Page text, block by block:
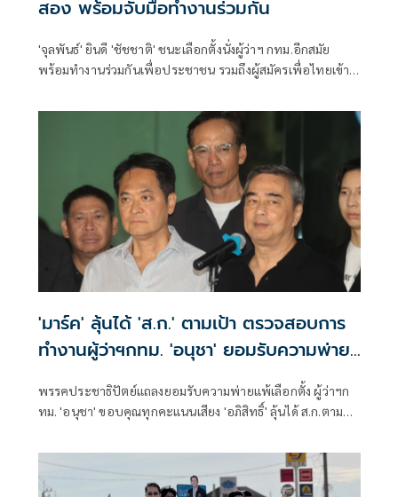
สอง พร้อมจับมือทำงานร่วมกัน
'จุลพันธ์' ยินดี 'ชัชชาติ' ชนะเลือกตั้งนั่งผู้ว่าฯ กทม.อีกสมัย
พร้อมทำงานร่วมกันเพื่อประชาชน รวมถึงผู้สมัครเพื่อไทยเข้า
'มาร์ค' ลุ้นได้ 'ส.ก.' ตามเป้า ตรวจสอบการ
ทำงานผู้ว่าฯกทม. 'อนุชา' ยอมรับความพ่าย
พรรคประชาธิปัตย์แถลงยอมรับความพ่ายแพ้เลือกตั้ง ผู้ว่าฯก
ทม. 'อนุชา' ขอบคุณทุกคะแนนเสียง 'อภิสิทธิ์' ลุ้นได้ ส.ก.ตาม